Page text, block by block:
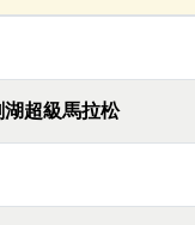
超級馬拉松